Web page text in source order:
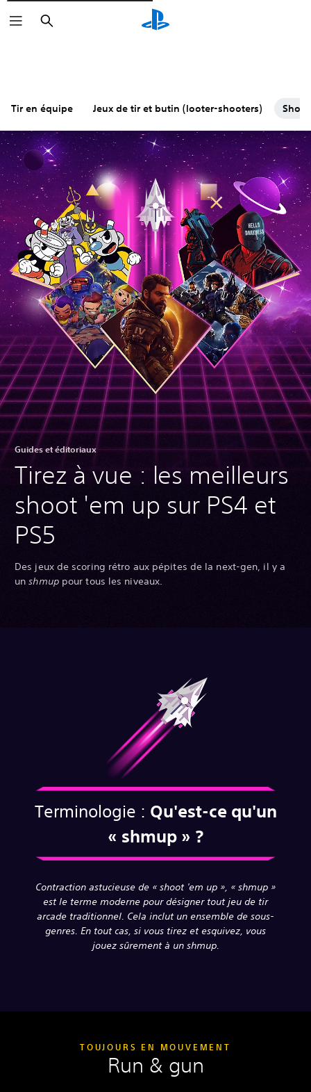
Rechercher
Tir en équipe Jeux de tir et butin (looter-shooters)
Guides et éditoriaux
Tirez à vue : les meilleurs
shoot 'em up sur PS4 et
PS5
Des jeux de scoring rétro aux pépites de la next-gen, il y a
unshmup pour tous les niveaux.
Terminologie : Qu'est-ce qu'un
« shmup » ?
Contraction astucieuse de « shoot 'em up », « shmup »
est le terme moderne pour désigner tout jeu de tir
arcade traditionnel. Cela inclut un ensemble de sous-
genres. En tout cas, si vous tirez et esquivez, vous
jouez sûrement à un shmup.
TOUJOURS EN MOUVEMENT
Run & gun